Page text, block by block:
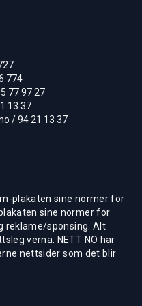
774
77 97 27
13 37
/ 94 21 13 37
plakaten sine normer for
sine normer for
reklame/sponsing. Alt
verna. NETT NO har
nettsider som det blir